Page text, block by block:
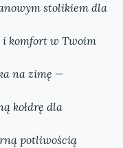
stolikiem dla
i komfort w Twoim
na zimę —
kołdrę dla
potliwością